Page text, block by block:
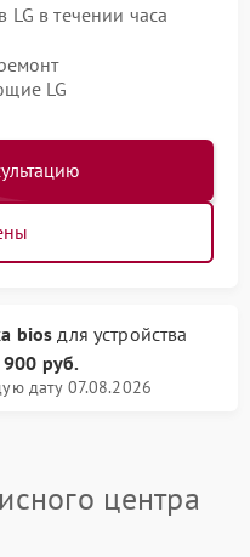
в течении часа
LG
bios для устройства
900 руб.
дату 07.08.2026
центра